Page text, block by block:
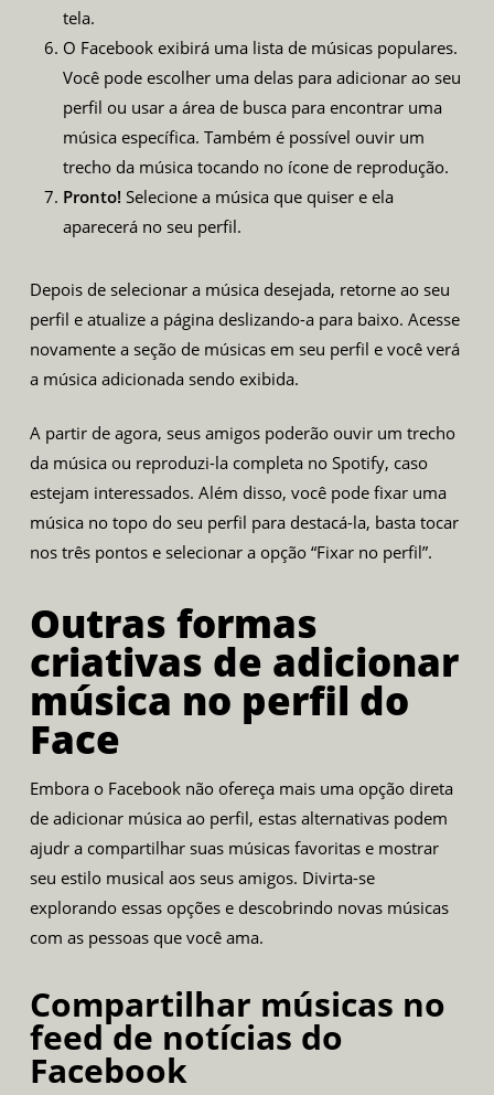
tela.
O Facebook exibirá uma lista de músicas populares.
Você pode escolher uma delas para adicionar ao seu
perfil ou usar a área de busca para encontrar uma
música específica. Também é possível ouvir um
trecho da música tocando no ícone de reprodução.
Pronto! Selecione a música que quiser e ela
aparecerá no seu perfil.
Depois de selecionar a música desejada, retorne ao seu
perfil e atualize a página deslizando-a para baixo. Acesse
novamente a seção de músicas em seu perfil e você verá
a música adicionada sendo exibida.
A partir de agora, seus amigos poderão ouvir um trecho
da música ou reproduzi-la completa no Spotify, caso
estejam interessados. Além disso, você pode fixar uma
música no topo do seu perfil para destacá-la, basta tocar
nos três pontos e selecionar a opção “Fixar no perfil”.
Outras formas
criativas de adicionar
música no perfil do
Face
Embora o Facebook não ofereça mais uma opção direta
de adicionar música ao perfil, estas alternativas podem
ajudr a compartilhar suas músicas favoritas e mostrar
seu estilo musical aos seus amigos. Divirta-se
explorando essas opções e descobrindo novas músicas
com as pessoas que você ama.
Compartilhar músicas no
feed de notícias do
Facebook